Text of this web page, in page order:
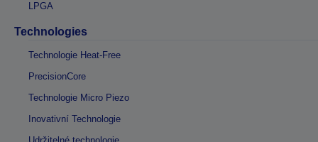
LPGA
Technologies
Technologie Heat-Free
PrecisionCore
Technologie Micro Piezo
Inovativní Technologie